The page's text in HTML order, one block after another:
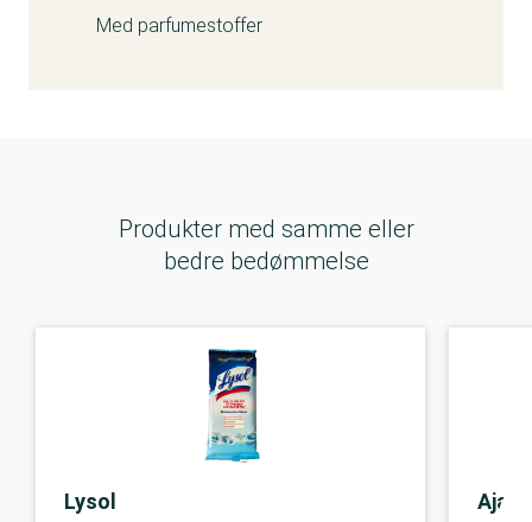
Med parfumestoffer
Produkter med samme eller
bedre bedømmelse
Lysol Ajax